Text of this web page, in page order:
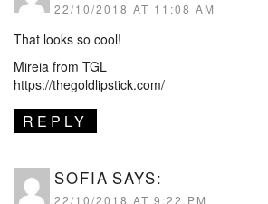
22/10/2018 AT 11:08 AM
That looks so cool!
Mireia from TGL
https://thegoldlipstick.com/
REPLY
SOFIA SAYS:
22/10/2018 AT 9:22 PM